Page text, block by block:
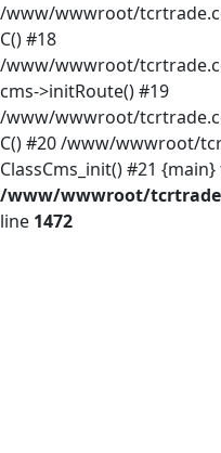
/www/wwwroot/
C() #18
/www/wwwroot/
cms->initRoute() #19
/www/wwwroot/
C() #20 /www/wwwroot/
ClassCms_init() #21
/www/wwwroot/
line 1472